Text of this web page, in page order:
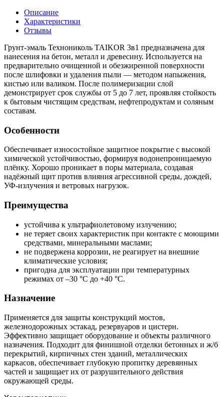
Описание
Характеристики
Отзывы
Грунт-эмаль Технониколь TAIKOR 3в1 предназначена для
нанесения на бетон, металл и древесину. Используется на
предварительно очищенной и обезжиренной поверхности
после шлифовки и удаления пыли — методом напыжения,
кистью или валиком. После полимеризации слой
демонстрирует срок службы от 5 до 7 лет, проявляя стойкость
к бытовым чистящим средствам, нефтепродуктам и соляным
составам.
Особенности
Обеспечивает износостойкое защитное покрытие с высокой
химической устойчивостью, формируя водонепроницаемую
плёнку. Хорошо проникает в поры материала, создавая
надёжный щит против влияния агрессивной среды, дождей,
УФ-излучения и ветровых нагрузок.
Преимущества
устойчива к ультрафиолетовому излучению;
не теряет своих характеристик при контакте с моющими
средствами, минеральными маслами;
не подвержена коррозии, не реагирует на внешние
климатические условия;
пригодна для эксплуатации при температурных
режимах от –30 °C до +40 °C.
Назначение
Применяется для защиты конструкций мостов,
железнодорожных эстакад, резервуаров и цистерн.
Эффективно защищает оборудование и объекты различного
назначения. Подходит для финишной отделки бетонных и ж/б
перекрытий, кирпичных стен зданий, металлических
каркасов, обеспечивает глубокую пропитку деревянных
частей и защищает их от разрушительного действия
окружающей среды.